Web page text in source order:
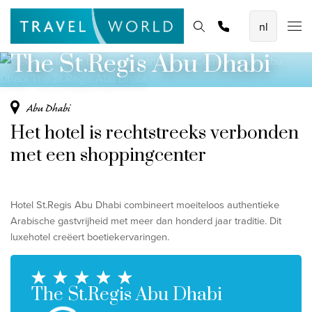
De mooiste vliegvakanties
Baoase Luxury Resort Curaçao
Lux* Grand Baie Resort Mauritius
Bekijk alle vliegvakanties
Unieke rondreizen
8-daagse Emiraten Ontdekkingsreis
Fly & Drive - Kleuren van Yucatan
Ontdekking Sri Lanka
Bekijk alle rondreizen
Homepage Bestemmingen Thema's Promoties
Offerte aanvragen
Gelegen in het bruisende hart van de
Corniche van Abu Dhabi
The St.Regis Abu Dhabi
Abu Dhabi
Het hotel is rechtstreeks verbonden
met een shoppingcenter
Hotel St.Regis Abu Dhabi combineert moeiteloos authentieke
Arabische gastvrijheid met meer dan honderd jaar traditie. Dit
luxehotel creëert boetiekervaringen.
The St.Regis Abu Dhabi